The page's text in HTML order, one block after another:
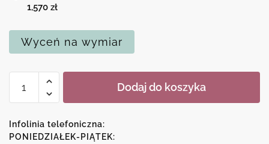
1,570 zł
Wyceń na wymiar
Kopia
Anny
Wach
Dodaj do koszyka
Infolinia telefoniczna:
PONIEDZIAŁEK-PIĄTEK: